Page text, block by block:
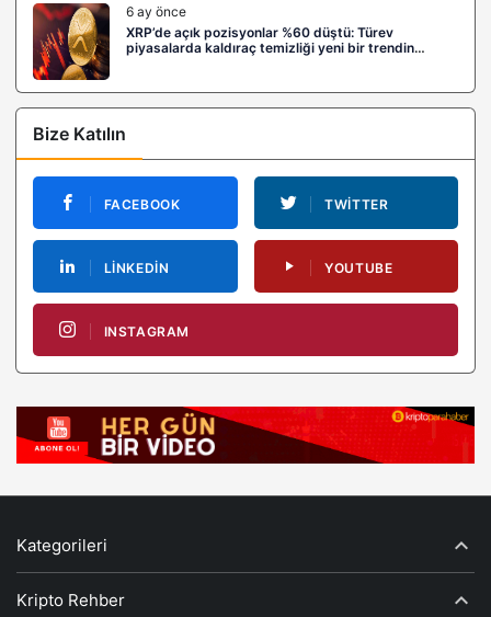
6 ay önce
XRP’de açık pozisyonlar %60 düştü: Türev
piyasalarda kaldıraç temizliği yeni bir trendin
Bize Katılın
FACEBOOK TWITTER
LINKEDIN YOUTUBE
INSTAGRAM
Kategorileri
Kripto Rehber